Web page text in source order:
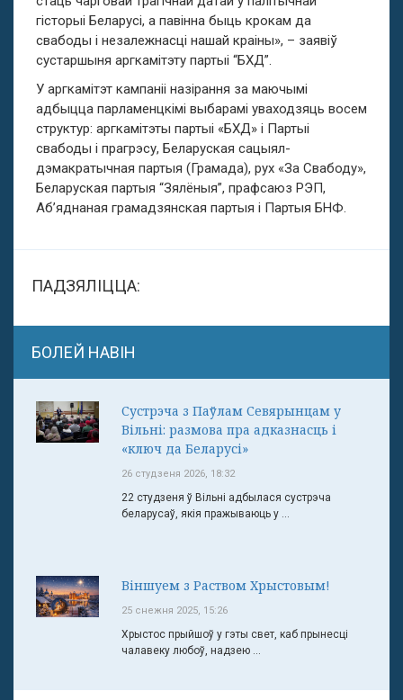
гісторыі Беларусі, а павінна быць крокам да
свабоды і незалежнасці нашай краіны», – заявіў
сустаршыня аргкамітэту партыі “БХД”.
У аргкамітэт кампаніі назірання за маючымі
адбыцца парламенцкімі выбарамі уваходзяць восем
структур: аргкамітэты партыі «БХД» і Партыі
свабоды і прагрэсу, Беларуская сацыял-
дэмакратычная партыя (Грамада), рух «За Свабоду»,
Беларуская партыя “Зялёныя”, прафсаюз РЭП,
Аб’яднаная грамадзянская партыя і Партыя БНФ.
ПАДЗЯЛІЦЦА:
БОЛЕЙ НАВІН
Сустрэча з Паўлам Севярынцам у
Вільні: размова пра адказнасць і
«ключ да Беларусі»
26 студзеня 2026, 18:32
22 студзеня ў Вільні адбылася сустрэча
беларусаў, якія пражываюць у ...
Віншуем з Раством Хрыстовым!
25 снежня 2025, 15:26
Хрыстос прыйшоў у гэты свет, каб прынесці
чалавеку любоў, надзею ...